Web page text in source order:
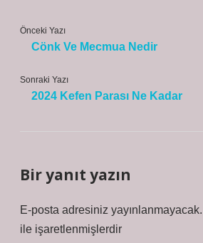
Önceki Yazı
Cönk Ve Mecmua Nedir
Sonraki Yazı
2024 Kefen Parası Ne Kadar
Bir yanıt yazın
E-posta adresiniz yayınlanmayacak.
ile işaretlenmişlerdir